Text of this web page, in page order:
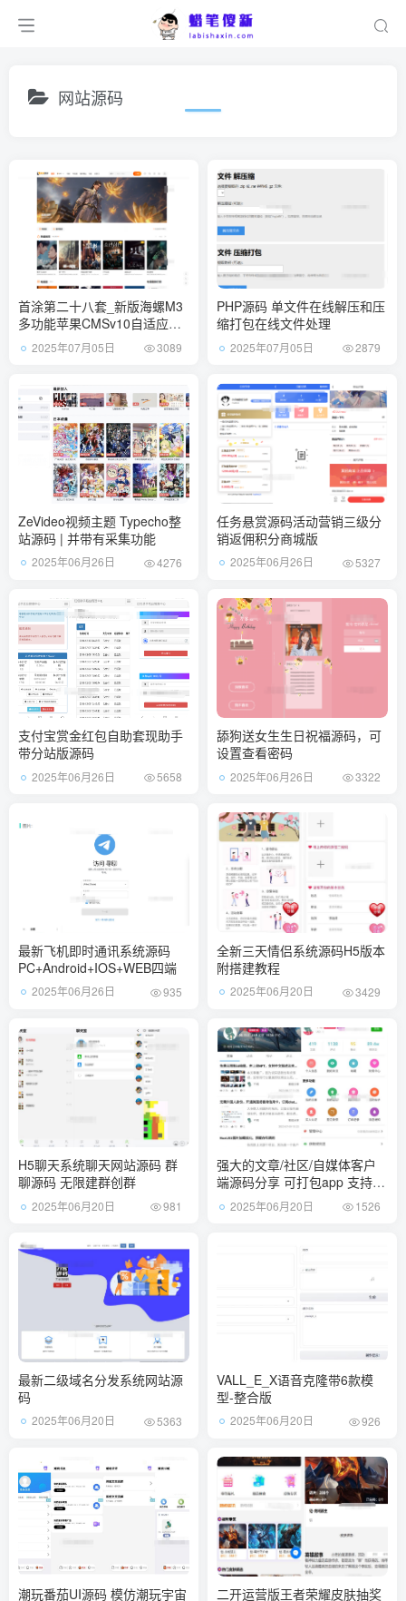
网站源码
首涂第二十八套_新版海螺M3
多功能苹果CMSv10自适应全
屏高端模板
2025年07月05日 3089
PHP源码 单文件在线解压和压
缩打包在线文件处理
2025年07月05日 2879
ZeVideo视频主题 Typecho整
站源码 | 并带有采集功能
2025年06月26日 4276
任务悬赏源码活动营销三级分
销返佣积分商城版
2025年06月26日 5327
支付宝赏金红包自助套现助手
带分站版源码
2025年06月26日 5658
舔狗送女生生日祝福源码，可
设置查看密码
2025年06月26日 3322
最新飞机即时通讯系统源码
PC+Android+IOS+WEB四端
2025年06月26日 935
全新三天情侣系统源码H5版本
附搭建教程
2025年06月20日 3429
H5聊天系统聊天网站源码 群
聊源码 无限建群创群
2025年06月20日 981
强大的文章/社区/自媒体客户
端源码分享 可打包app 支持小
程序
2025年06月20日 1526
最新二级域名分发系统网站源
码
2025年06月20日 5363
VALL_E_X语音克隆带6款模
型-整合版
2025年06月20日 926
潮玩番茄UI源码 模仿潮玩宇宙
二开运营版王者荣耀皮肤抽奖